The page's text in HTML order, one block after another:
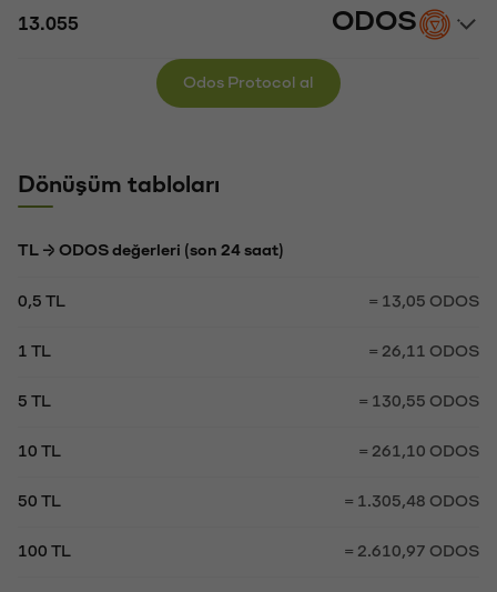
ODOS
Odos Protocol al
Dönüşüm tabloları
TL → ODOS değerleri (son 24 saat)
0,5 TL = 13,05 ODOS
1 TL = 26,11 ODOS
5 TL = 130,55 ODOS
10 TL = 261,10 ODOS
50 TL = 1.305,48 ODOS
100 TL = 2.610,97 ODOS